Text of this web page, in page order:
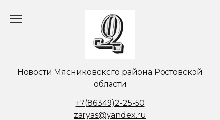
Новости Мясниковского района Ростовской
области
+7(86349)2-25-50
zaryas@yandex.ru